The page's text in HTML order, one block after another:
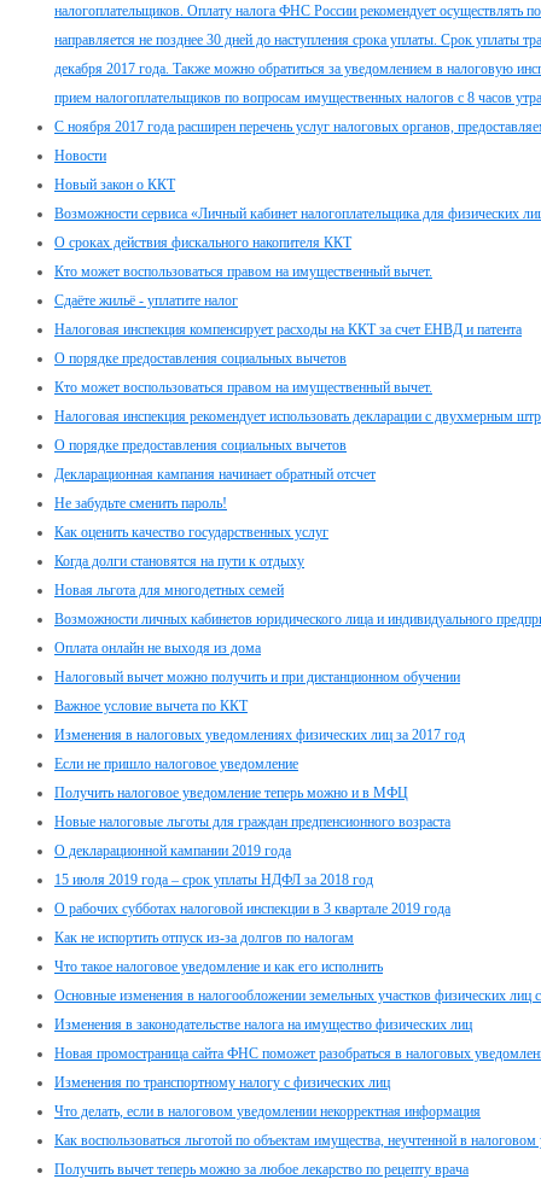
налогоплательщиков. Оплату налога ФНС России рекомендует осуществлять
направляется не позднее 30 дней до наступления срока уплаты. Срок уплаты
декабря 2017 года. Также можно обратиться за уведомлением в налоговую
прием налогоплательщиков по вопросам имущественных налогов с 8 часов
С ноября 2017 года расширен перечень услуг налоговых органов,
Новости
Новый закон о ККТ
Возможности сервиса «Личный кабинет налогоплательщика для физических
О сроках действия фискального накопителя ККТ
Кто может воспользоваться правом на имущественный вычет.
Сдаёте жильё - уплатите налог
Налоговая инспекция компенсирует расходы на ККТ за счет ЕНВД и патента
О порядке предоставления социальных вычетов
Кто может воспользоваться правом на имущественный вычет.
Налоговая инспекция рекомендует использовать декларации с двухмерным
О порядке предоставления социальных вычетов
Декларационная кампания начинает обратный отсчет
Не забудьте сменить пароль!
Как оценить качество государственных услуг
Когда долги становятся на пути к отдыху
Новая льгота для многодетных семей
Возможности личных кабинетов юридического лица и индивидуального
Оплата онлайн не выходя из дома
Налоговый вычет можно получить и при дистанционном обучении
Важное условие вычета по ККТ
Изменения в налоговых уведомлениях физических лиц за 2017 год
Если не пришло налоговое уведомление
Получить налоговое уведомление теперь можно и в МФЦ
Новые налоговые льготы для граждан предпенсионного возраста
О декларационной кампании 2019 года
15 июля 2019 года – срок уплаты НДФЛ за 2018 год
О рабочих субботах налоговой инспекции в 3 квартале 2019 года
Как не испортить отпуск из-за долгов по налогам
Что такое налоговое уведомление и как его исполнить
Основные изменения в налогообложении земельных участков физических лиц
Изменения в законодательстве налога на имущество физических лиц
Новая промостраница сайта ФНС поможет разобраться в налоговых
Изменения по транспортному налогу с физических лиц
Что делать, если в налоговом уведомлении некорректная информация
Как воспользоваться льготой по объектам имущества, неучтенной в
Получить вычет теперь можно за любое лекарство по рецепту врача